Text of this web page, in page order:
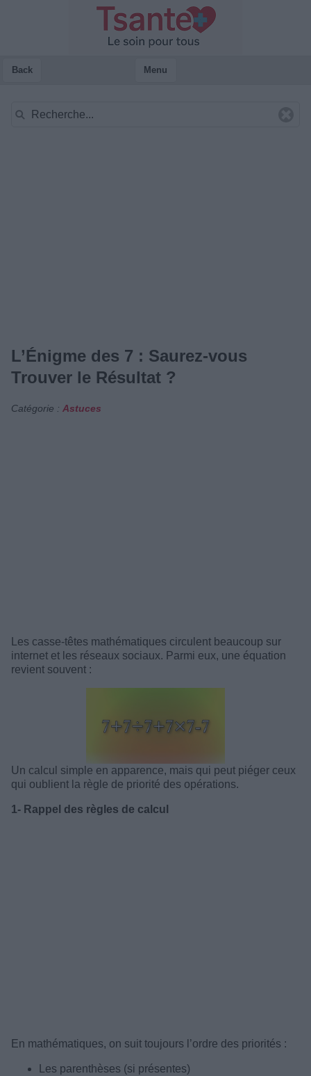
Back Menu
L’Énigme des 7 : Saurez-vous
Trouver le Résultat ?
Catégorie : Astuces
Les casse-têtes mathématiques circulent beaucoup sur
internet et les réseaux sociaux. Parmi eux, une équation
revient souvent :
Un calcul simple en apparence, mais qui peut piéger ceux
qui oublient la règle de priorité des opérations.
1- Rappel des règles de calcul
En mathématiques, on suit toujours l’ordre des priorités :
Les parenthèses (si présentes)